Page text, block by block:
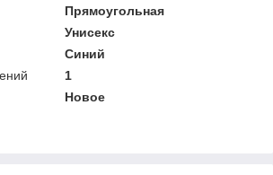
Прямоугольная
Унисекс
Синий
1
Новое